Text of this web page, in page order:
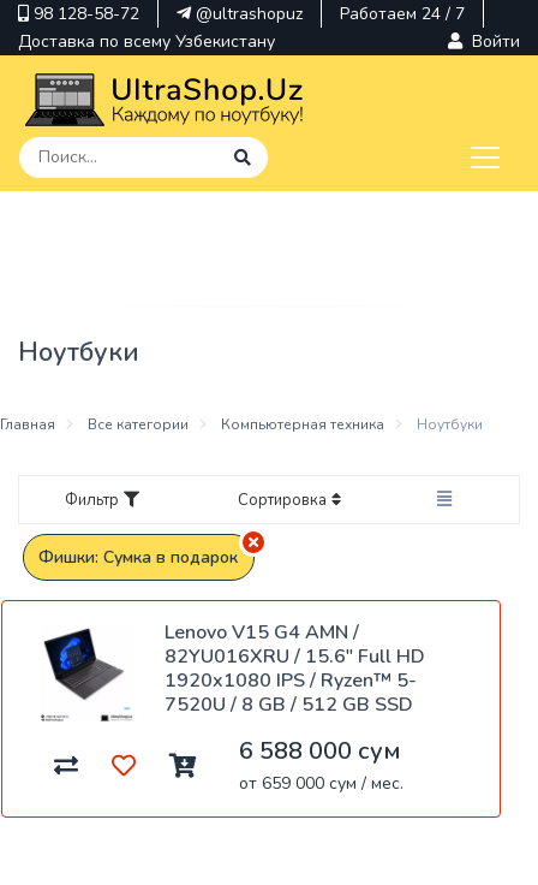
98 128-58-72 @ultrashopuz
Работаем 24 / 7
Доставка по всему Узбекистану
Войти
Hp
Ноутбуки
Главная Все категории Компьютерная техника Ноутбуки
Фильтр Сортировка
Фишки: Сумка в подарок
Lenovo V15 G4 AMN /
82YU016XRU / 15.6" Full HD
1920x1080 IPS / Ryzen™ 5-
7520U / 8 GB / 512 GB SSD
6 588 000 сум
от 659 000 сум / мес.